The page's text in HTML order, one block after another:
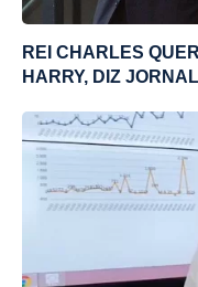
REI CHARLES
HARRY, DIZ